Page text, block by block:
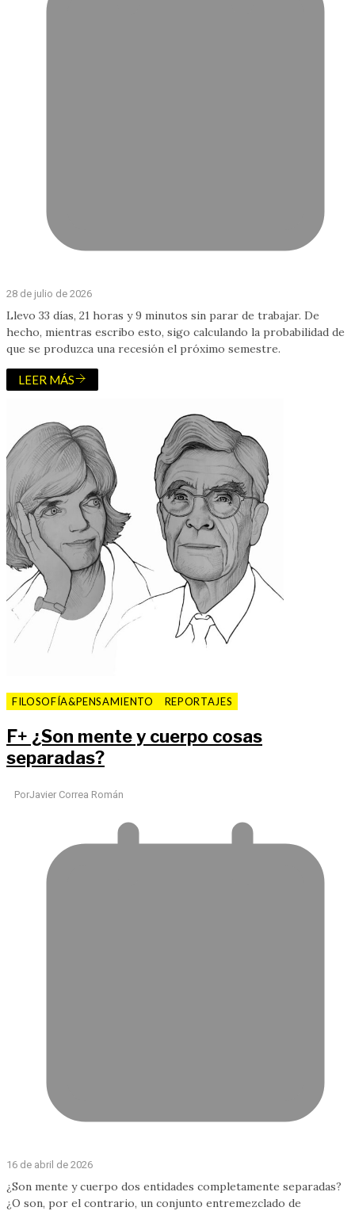
28 de julio de 2026
Llevo 33 días, 21 horas y 9 minutos sin parar de trabajar. De
hecho, mientras escribo esto, sigo calculando la probabilidad de
que se produzca una recesión el próximo semestre.
LEER MÁS
FILOSOFÍA&PENSAMIENTO REPORTAJES
F+ ¿Son mente y cuerpo cosas
separadas?
PorJavier Correa Román
16 de abril de 2026
¿Son mente y cuerpo dos entidades completamente separadas?
¿O son, por el contrario, un conjunto entremezclado de